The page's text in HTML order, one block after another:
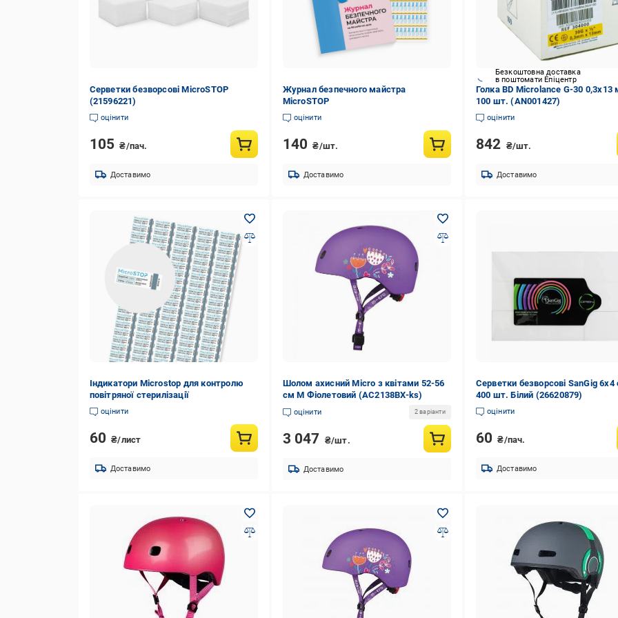
Серветки безворсові MicroSTOP
(21596221)
оцінити
105 ₴/пач.
Доставимо
Журнал безпечного майстра
MicroSTOP
оцінити
140 ₴/шт.
Доставимо
Безкоштовна доставка
в поштомати Епіцентр
Голка BD Microlance G-30 0,3x13
100 шт. (AN001427)
оцінити
842 ₴/шт.
Доставимо
Індикатори Microstop для контролю
повітряної стерилізації
оцінити
60 ₴/лист
Доставимо
Шолом ахисний Micro з квітами 52-56
см M Фіолетовий (AC2138BX-ks)
оцінити 2 варіанти
3 047 ₴/шт.
Доставимо
Серветки безворсові SanGig 6х4
400 шт. Білий (26620879)
оцінити
60 ₴/пач.
Доставимо